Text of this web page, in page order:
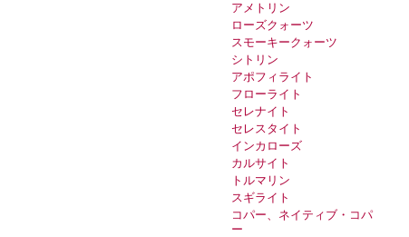
アメトリン
ローズクォーツ
スモーキークォーツ
シトリン
アポフィライト
フローライト
セレナイト
セレスタイト
インカローズ
カルサイト
トルマリン
スギライト
コパー、ネイティブ・コパ
ー